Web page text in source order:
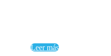
Leer más